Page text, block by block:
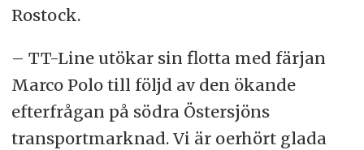
Rostock.
– TT-Line utökar sin flotta med färjan
Marco Polo till följd av den ökande
efterfrågan på södra Östersjöns
transportmarknad. Vi är oerhört glada